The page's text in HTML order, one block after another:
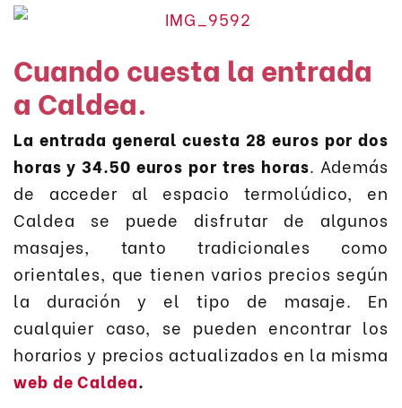
Cuando cuesta la entrada
a Caldea.
La entrada general cuesta 28 euros por dos
horas y 34.50 euros por tres horas. Además
de acceder al espacio termolúdico, en
Caldea se puede disfrutar de algunos
masajes, tanto tradicionales como
orientales, que tienen varios precios según
la duración y el tipo de masaje. En
cualquier caso, se pueden encontrar los
horarios y precios actualizados en la misma
web de Caldea.